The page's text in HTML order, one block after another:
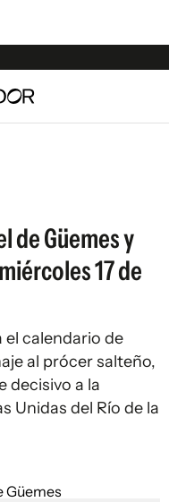
de Güemes y
17 de
el calendario de
al prócer salteño,
decisivo a la
Unidas del Río de la